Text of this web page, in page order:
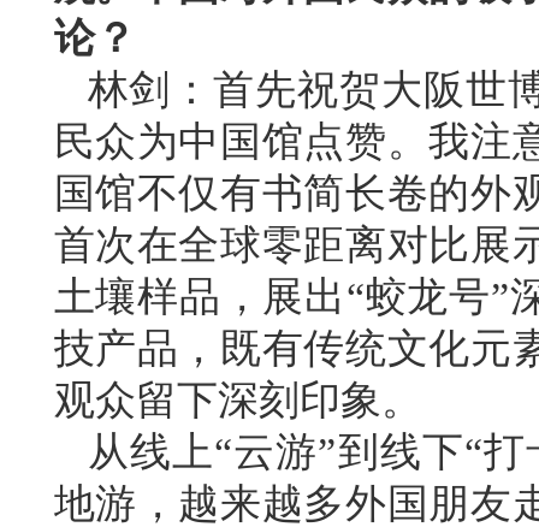
论？
林剑：首先祝贺大阪世
民众为中国馆点赞。我注
国馆不仅有书简长卷的外
首次在全球零距离对比展
土壤样品，展出“蛟龙号”
技产品，既有传统文化元
观众留下深刻印象。
从线上“云游”到线下“
地游，越来越多外国朋友